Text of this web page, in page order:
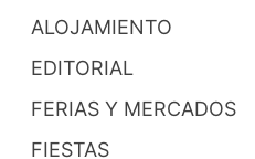
ALOJAMIENTO
EDITORIAL
FERIAS Y MERCADOS
FIESTAS